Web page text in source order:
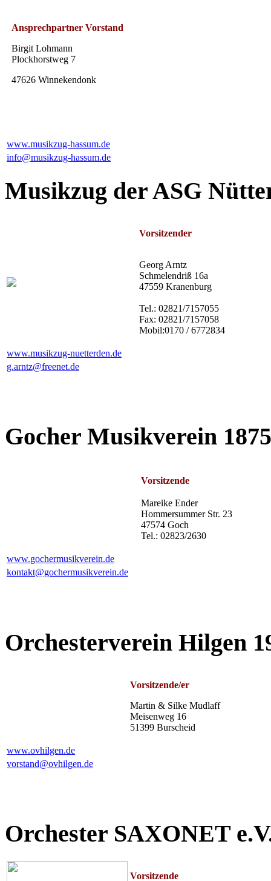
Ansprechpartner Vorstand
Birgit Lohmann
Plockhorstweg 7
47626 Winnekendonk
www.musikzug-hassum.de
info@musikzug-hassum.de
Musikzug der ASG
Vorsitzender
Georg Arntz
Schmelendriß 16a
47559 Kranenburg
Tel.: 02821/7157055
Fax: 02821/7157058
Mobil:0170 / 6772834
www.musikzug-nuetterden.de
g.arntz@freenet.de
Gocher Musikverein
Vorsitzende
Mareike Ender
Hommersummer Str. 23
47574 Goch
Tel.: 02823/2630
www.gochermusikverein.de
kontakt@gochermusikverein.de
Orchesterverein Hilgen
Vorsitzende/er
Martin & Silke Mudlaff
Meisenweg 16
51399 Burscheid
www.ovhilgen.de
vorstand@ovhilgen.de
Orchester SAXONET
Vorsitzende